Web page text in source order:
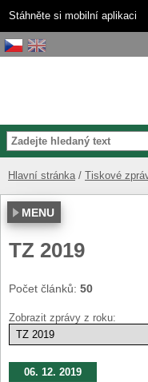
Stáhněte si mobilní aplikaci
Hlavní stránka Tiskové
MENU
TZ 2019
Počet článků: 50
Zobrazit zprávy z roku:
06. 12. 2019